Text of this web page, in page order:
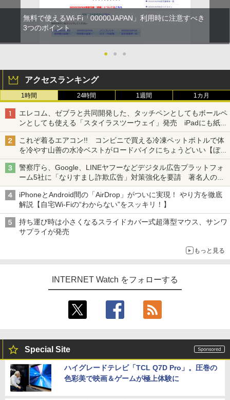
無料で使えるWi-Fi「00000JAPAN」利用時に注意すべき
3つのポイント
● ● ●
アクセスランキング
1時間 24時間 1週間 1カ月
エレコム、ゼブラと共同開発した、タッチペンとしてもボールペ
ンとしても使える「スタイラスツーウェイ」発売 iPadにも紙に
も、持ち替えずに書き込める
これぞ着るエアコン!! コンビニで買える冷凍ペットボトルで体
を冷やす山善の水冷ベストがロードバイクにちょうどいい【ぼっ
ち・ざ・ろーど！その14】【空いた時間でなにしてる？】
警察庁ら、Google、LINEヤフーなどデジタル広告プラットフォ
ーム5社に「なりすまし詐欺広告」対策強化を要請 著名人の写
真や映像を使った投資詐欺などへの対策として
iPhoneとAndroid間の「AirDrop」がついに実現！ やり方を徹底
解説【自宅Wi-Fiの“わからない”をスッキリ！】
持ち運び時は小さくなるスライドカバー式超薄型マウス、サンワ
サプライが発売
もっと見る
INTERNET Watch をフォローする
Special Site
ハイグレードテレビ「TCL Q7D Pro」。圧巻の
色彩美で映画＆ゲームが極上体験に